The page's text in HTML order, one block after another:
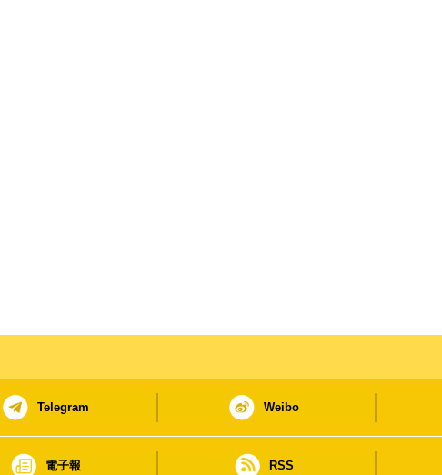
Telegram Weibo
電子報 RSS